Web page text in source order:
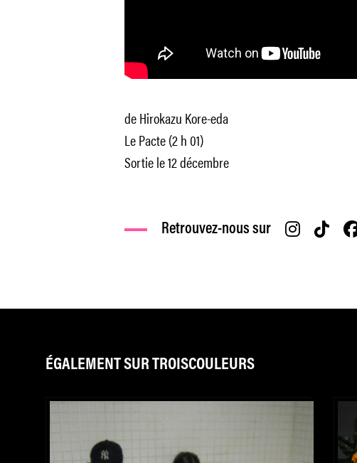
de Hirokazu Kore-eda
Le Pacte (2 h 01)
Sortie le 12 décembre
Retrouvez-nous sur
ÉGALEMENT SUR TROISCOULEURS